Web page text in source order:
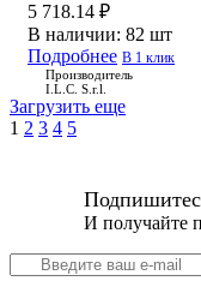
5 718.14 ₽
В наличии: 82 шт
Подробнее В 1 клик
Производитель
I.L.C. S.r.l.
Загрузить еще
1 2 3 4 5
И получайте